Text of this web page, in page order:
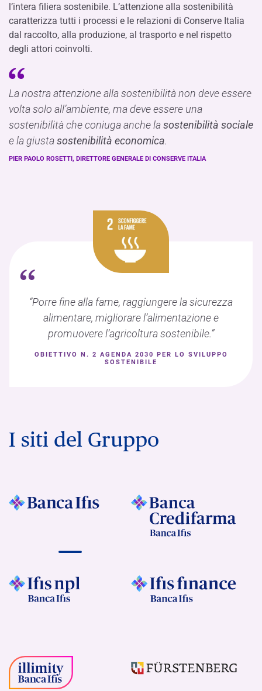
l’intera filiera sostenibile. L’attenzione alla sostenibilità
caratterizza tutti i processi e le relazioni di Conserve Italia
dal raccolto, alla produzione, al trasporto e nel rispetto
degli attori coinvolti.
La nostra attenzione alla sostenibilità non deve essere
volta solo all’ambiente, ma deve essere una
sostenibilità che coniuga anche lasostenibilità sociale
e la giustasostenibilità economica.
PIER PAOLO ROSETTI, DIRETTORE GENERALE DI CONSERVE ITALIA
““Porre fine alla fame, raggiungere la sicurezza
alimentare, migliorare l’alimentazione e
promuovere l’agricoltura sostenibile.”
OBIETTIVO N. 2 AGENDA 2030 PER LO SVILUPPO
SOSTENIBILE
I siti del Gruppo